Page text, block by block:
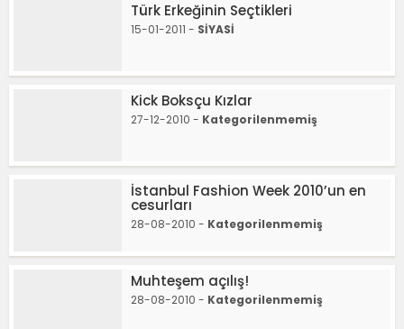
Türk Erkeğinin Seçtikleri
15-01-2011 - SİYASİ
Kick Boksçu Kızlar
27-12-2010 - Kategorilenmemiş
İstanbul Fashion Week 2010’un en
cesurları
28-08-2010 - Kategorilenmemiş
Muhteşem açılış!
28-08-2010 - Kategorilenmemiş